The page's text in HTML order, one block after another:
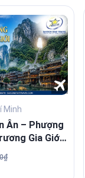
Minh
Ân – Phượng
Gia Giới